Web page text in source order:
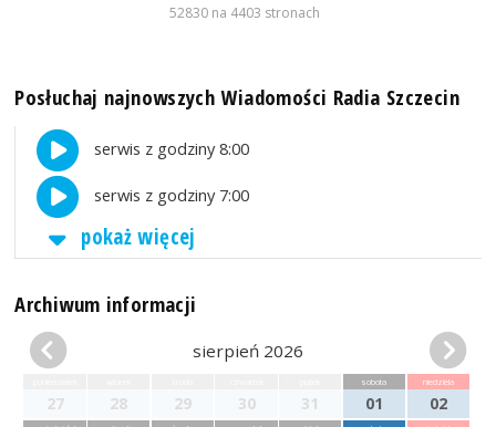
52830 na 4403 stronach
Posłuchaj najnowszych Wiadomości Radia Szczecin
serwis z godziny 8:00
serwis z godziny 7:00
pokaż więcej
Archiwum informacji
sierpień 2026
27 28 29 30 31
sobota
01
niedziela
02